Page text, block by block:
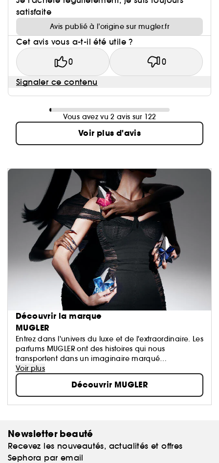
satisfaite
Avis publié à l’origine sur mugler.fr
Cet avis vous a-t-il été utile ?
0 0
Signaler ce contenu
Vous avez vu 2 avis sur 122
Voir plus d'avis
Découvrir la marque
MUGLER
Entrez dans l'univers du luxe et de l'extraordinaire. Les
parfums MUGLER ont des histoires qui nous
transportent dans un imaginaire marqué
d'exception, d'innovation, de paradoxes et
d'émotions...
Voir plus
Découvrir MUGLER
Newsletter beauté
Recevez les nouveautés, actualités et offres
Sephora par email